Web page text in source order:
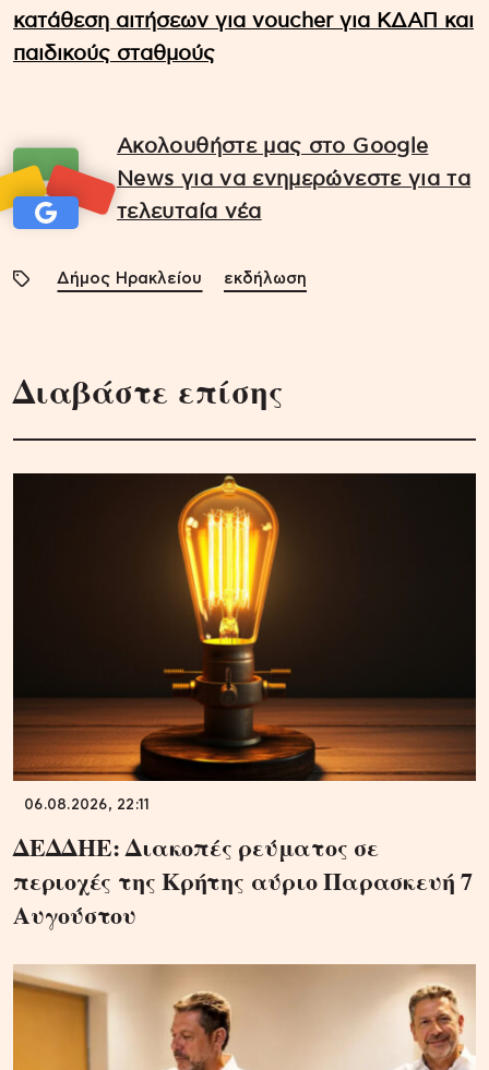
κατάθεση αιτήσεων για voucher για ΚΔΑΠ και
παιδικούς σταθμούς
Ακολουθήστε μας στο Google
News για να ενημερώνεστε για τα
τελευταία νέα
Δήμος Ηρακλείου εκδήλωση
Διαβάστε επίσης
06.08.2026, 22:11
ΔΕΔΔΗΕ: Διακοπές ρεύματος σε
περιοχές της Κρήτης αύριο Παρασκευή 7
Αυγούστου